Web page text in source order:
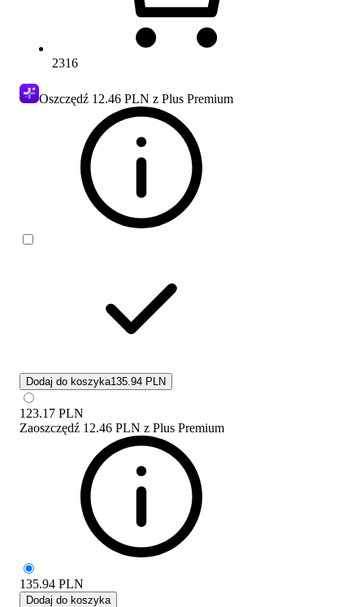
2316
Oszczędź 12.46 PLN z Plus Premium
Dodaj do koszyka135.94 PLN
123.17 PLN
Zaoszczędź 12.46 PLN z Plus Premium
135.94 PLN
Dodaj do koszyka